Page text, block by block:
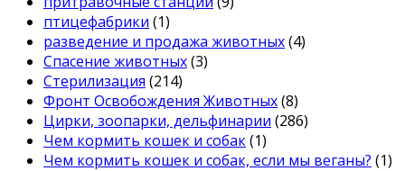
птицефабрики (1)
разведение и продажа животных(4)
Спасение животных(3)
Стерилизация (214)
Фронт Освобождения Животных(8)
Цирки, зоопарки, дельфинарии (286)
Чем кормить кошек и собак(1)
Чем кормить кошек и собак, если мы веганы? (1)